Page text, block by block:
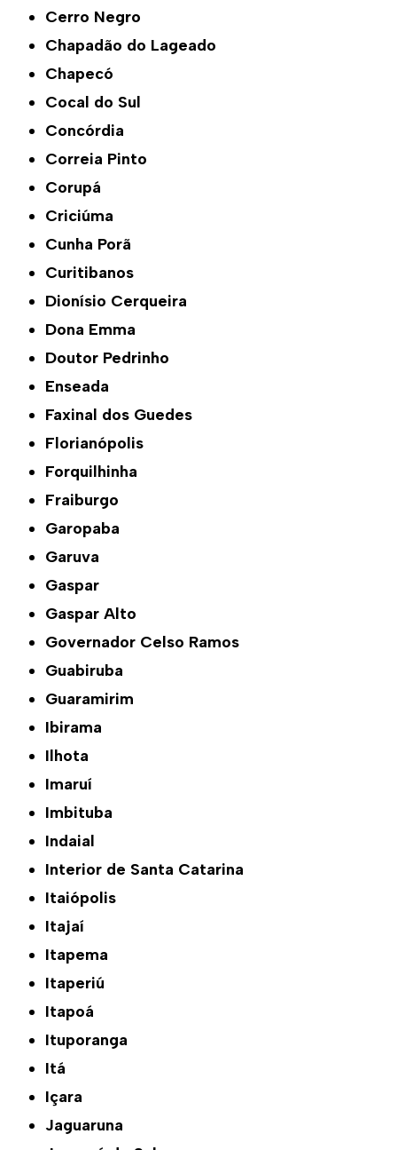
Cerro Negro
Chapadão do Lageado
Chapecó
Cocal do Sul
Concórdia
Correia Pinto
Corupá
Criciúma
Cunha Porã
Curitibanos
Dionísio Cerqueira
Dona Emma
Doutor Pedrinho
Enseada
Faxinal dos Guedes
Florianópolis
Forquilhinha
Fraiburgo
Garopaba
Garuva
Gaspar
Gaspar Alto
Governador Celso Ramos
Guabiruba
Guaramirim
Ibirama
Ilhota
Imaruí
Imbituba
Indaial
Interior de Santa Catarina
Itaiópolis
Itajaí
Itapema
Itaperiú
Itapoá
Ituporanga
Itá
Içara
Jaguaruna